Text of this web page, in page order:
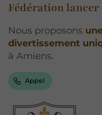
Fédération lancer
Nous proposons
divertissement
à Amiens.
Appel